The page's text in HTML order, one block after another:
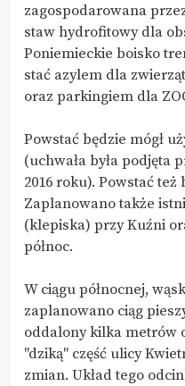
zagospodarowana
staw hydrofitowy dla
Poniemieckie boisko
stać azylem dla
oraz parkingiem dla
Powstać będzie mógł
(uchwała była podjęta
2016 roku). Powstać
Zaplanowano także
(klepiska) przy Kuźni
północ.
W ciągu północnej,
zaplanowano ciąg
oddalony kilka metrów
"dziką" część ulicy
zmian. Układ tego